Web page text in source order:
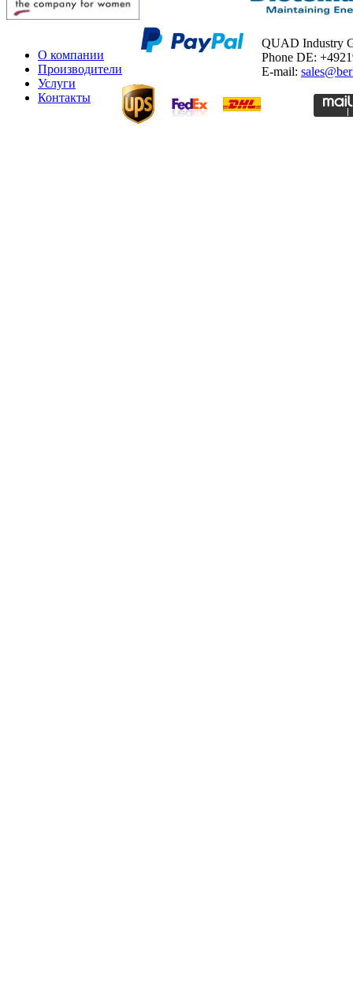
О компании
Производители
Услуги
Контакты
QUAD Industry
Phone DE:
E-mail: